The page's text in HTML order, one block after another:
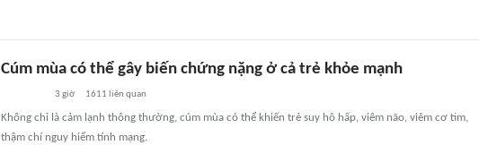
Cúm mùa có thể gây biến chứng nặng ở cả trẻ khỏe mạnh
3 giờ 1611 liên quan
Không chỉ là cảm lạnh thông thường, cúm mùa có thể khiến trẻ suy hô hấp, viêm não, viêm cơ tim,
thậm chí nguy hiểm tính mạng.